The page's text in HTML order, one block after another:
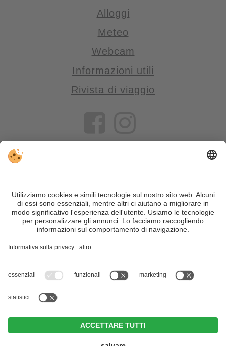
Alloggi
Meteo
Webcam
Informazioni utili
Rivista di viaggio
VIVOSüdtirol è il portale di viaggio per chi desidera vivere il
Trentino Alto Adige davvero – con consigli autentici, alloggi e
offerte su misura.
Nonostante il lavoro accurato e il costante aggiornamento dei
motivi di sicurezza, si prega di verificare chiedendo
| Part. IVA IT02365710215